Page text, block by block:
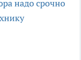
надо срочно